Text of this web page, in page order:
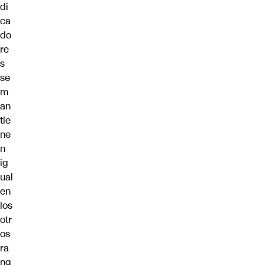
di
ca
do
re
s
se
m
an
tie
ne
n
ig
ual
en
los
otr
os
ra
ng